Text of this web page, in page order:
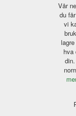
Vår
du
vi
hva